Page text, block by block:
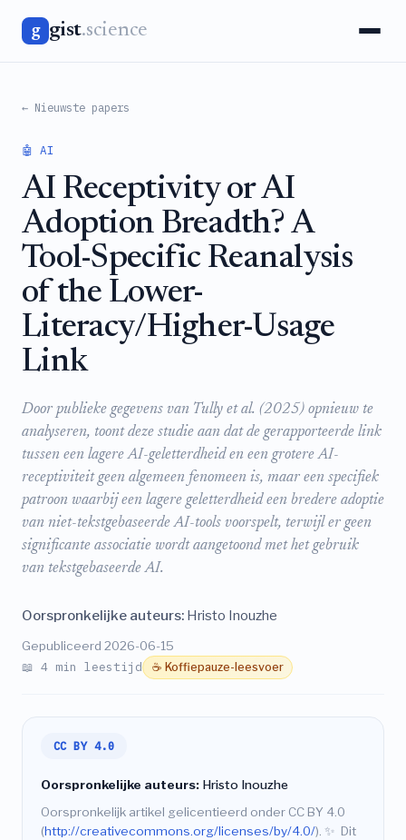
g gist.science
← Nieuwste papers
🤖 AI
AI Receptivity or AI
Adoption Breadth? A
Tool-Specific Reanalysis
of the Lower-
Literacy/Higher-Usage
Link
Door publieke gegevens van Tully et al. (2025) opnieuw te
analyseren, toont deze studie aan dat de gerapporteerde link
tussen een lagere AI-geletterdheid en een grotere AI-
receptiviteit geen algemeen fenomeen is, maar een specifiek
patroon waarbij een lagere geletterdheid een bredere adoptie
van niet-tekstgebaseerde AI-tools voorspelt, terwijl er geen
significante associatie wordt aangetoond met het gebruik
van tekstgebaseerde AI.
Oorspronkelijke auteurs: Hristo Inouzhe
Gepubliceerd 2026-06-15
📖 4 min leestijd ☕ Koffiepauze-leesvoer
CC BY 4.0
Oorspronkelijke auteurs: Hristo Inouzhe
Oorspronkelijk artikel gelicentieerd onder CC BY 4.0
(http://creativecommons.org/licenses/by/4.0/). ✨ Dit